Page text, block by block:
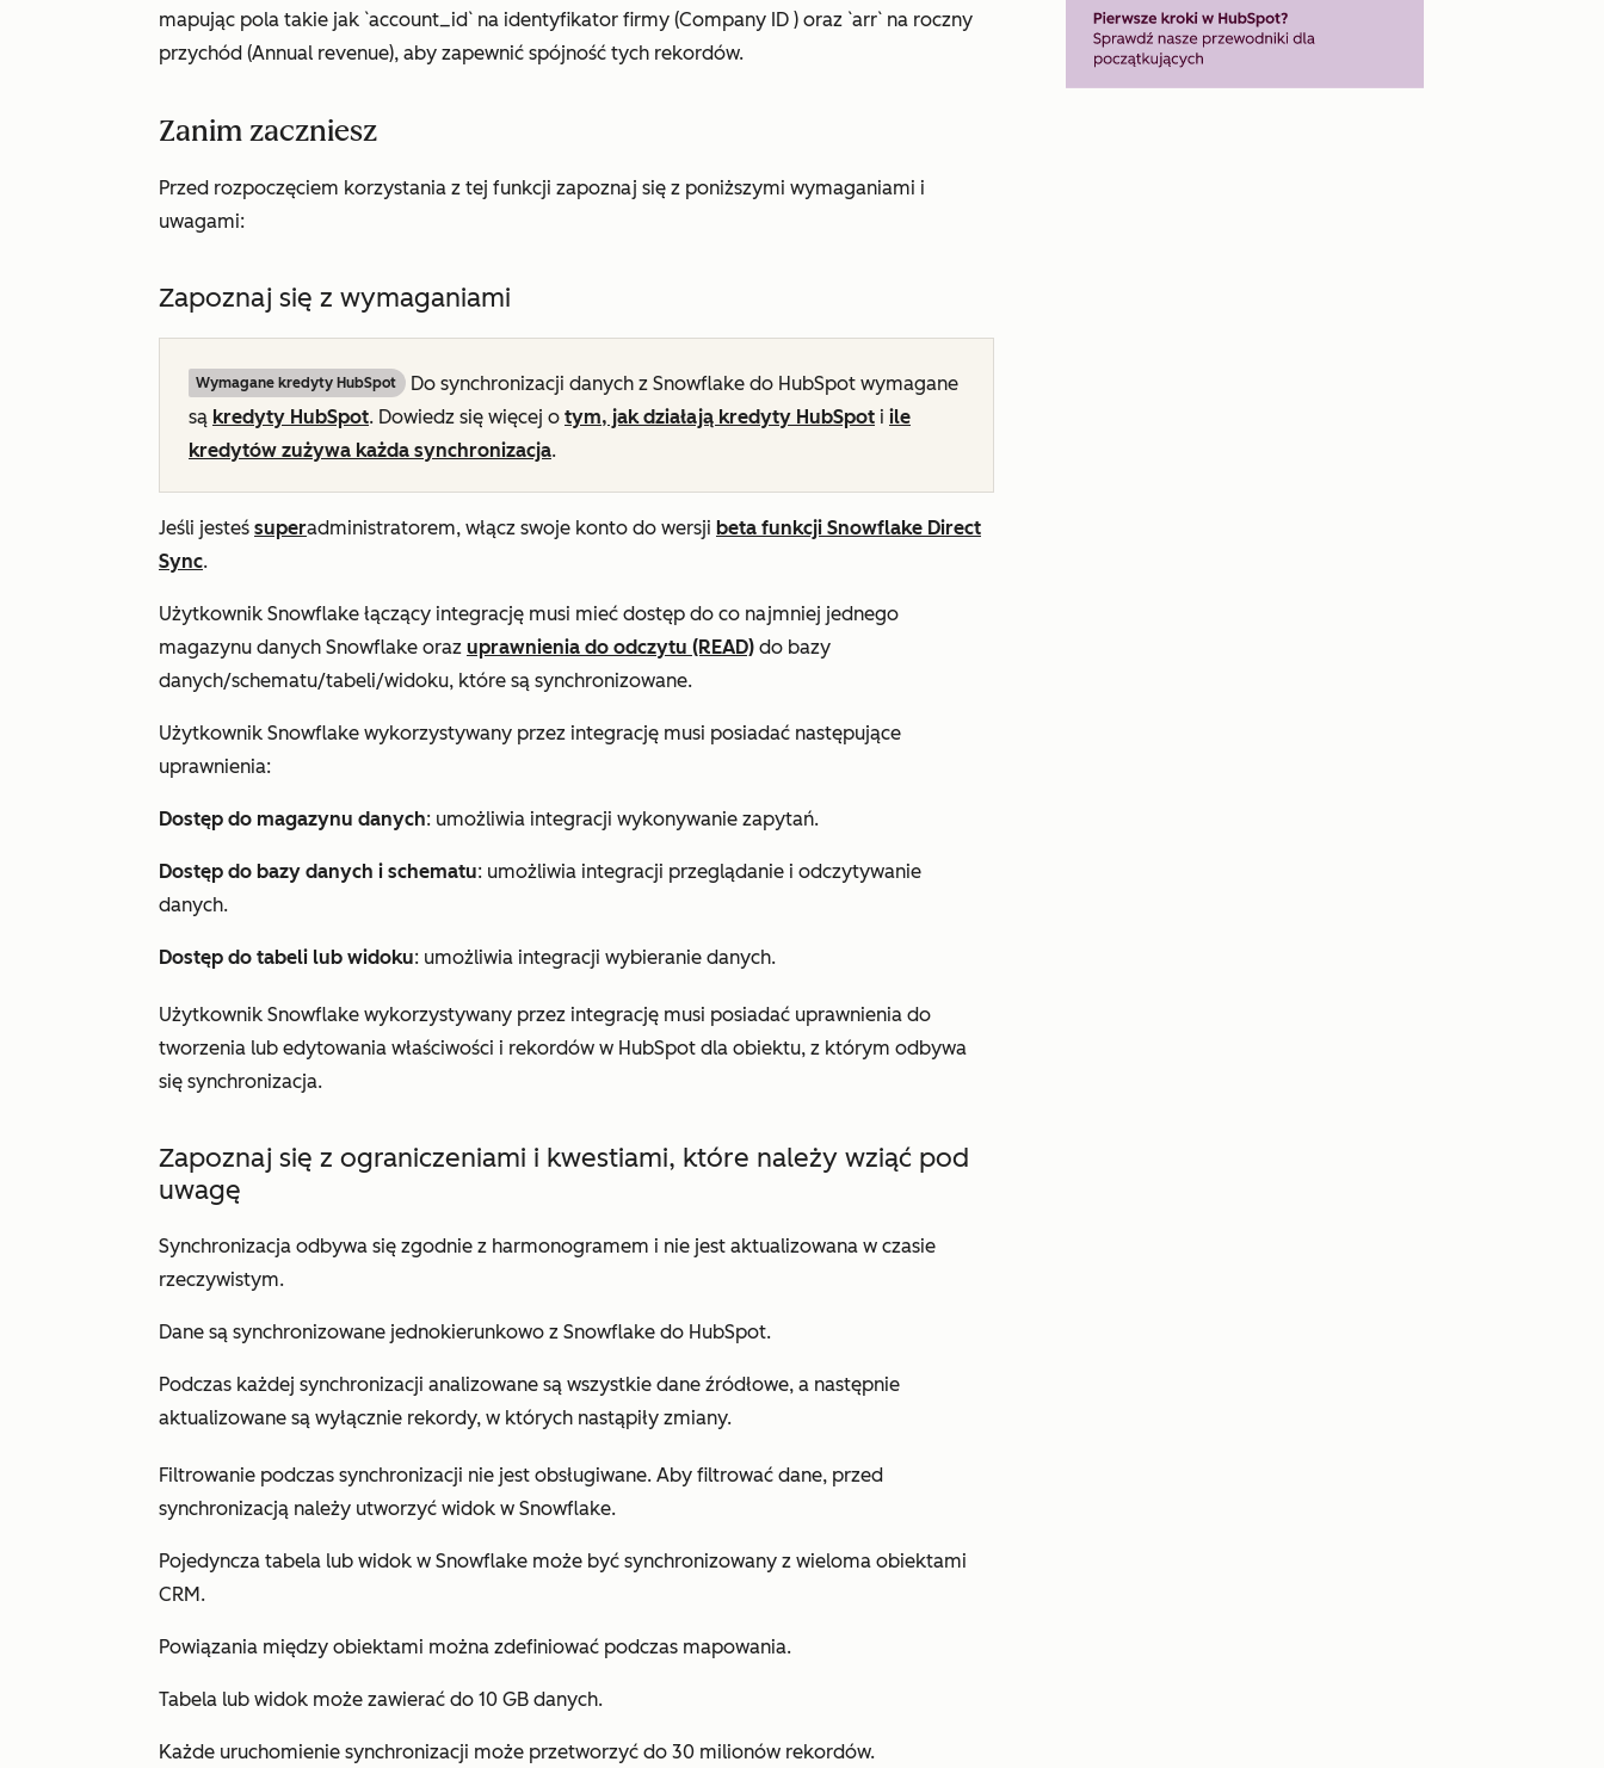
mapując pola takie jak `account_id` na identyfikator firmy (Company ID ) oraz `arr` na roczny
przychód (Annual revenue), aby zapewnić spójność tych rekordów.
Zanim zaczniesz
Przed rozpoczęciem korzystania z tej funkcji zapoznaj się z poniższymi wymaganiami i
uwagami:
Zapoznaj się z wymaganiami
Wymagane kredyty HubSpot
Do synchronizacji danych z Snowflake do HubSpot wymagane
są kredyty HubSpot. Dowiedz się więcej o tym, jak działają kredyty HubSpot i ile
kredytów zużywa każda synchronizacja.
Jeśli jesteś superadministratorem, włącz swoje konto do wersji beta funkcji Snowflake Direct
Sync.
Użytkownik Snowflake łączący integrację musi mieć dostęp do co najmniej jednego
magazynu danych Snowflake oraz uprawnienia do odczytu (READ) do bazy
danych/schematu/tabeli/widoku, które są synchronizowane.
Użytkownik Snowflake wykorzystywany przez integrację musi posiadać następujące
uprawnienia:
Dostęp do magazynu danych: umożliwia integracji wykonywanie zapytań.
Dostęp do bazy danych i schematu: umożliwia integracji przeglądanie i odczytywanie
danych.
Dostęp do tabeli lub widoku: umożliwia integracji wybieranie danych.
Użytkownik Snowflake wykorzystywany przez integrację musi posiadać uprawnienia do
tworzenia lub edytowania właściwości i rekordów w HubSpot dla obiektu, z którym odbywa
się synchronizacja.
Zapoznaj się z ograniczeniami i kwestiami, które należy wziąć pod
uwagę
Synchronizacja odbywa się zgodnie z harmonogramem i nie jest aktualizowana w czasie
rzeczywistym.
Dane są synchronizowane jednokierunkowo z Snowflake do HubSpot.
Podczas każdej synchronizacji analizowane są wszystkie dane źródłowe, a następnie
aktualizowane są wyłącznie rekordy, w których nastąpiły zmiany.
Filtrowanie podczas synchronizacji nie jest obsługiwane. Aby filtrować dane, przed
synchronizacją należy utworzyć widok w Snowflake.
Pojedyncza tabela lub widok w Snowflake może być synchronizowany z wieloma obiektami
CRM.
Powiązania między obiektami można zdefiniować podczas mapowania.
Tabela lub widok może zawierać do 10 GB danych.
Każde uruchomienie synchronizacji może przetworzyć do 30 milionów rekordów.